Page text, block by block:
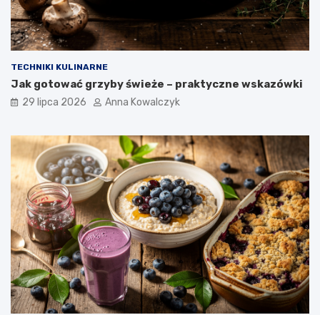
TECHNIKI KULINARNE
Jak gotować grzyby świeże – praktyczne wskazówki
29 lipca 2026 Anna Kowalczyk